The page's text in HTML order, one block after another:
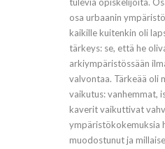
osa urbaanin
kaikille kuitenkin oli
tärkeys: se, että he
arkiympäristössään
valvontaa. Tärkeää oli
vaikutus: vanhemmat,
kaverit vaikuttivat
ympäristökokemuksia
muodostunut ja